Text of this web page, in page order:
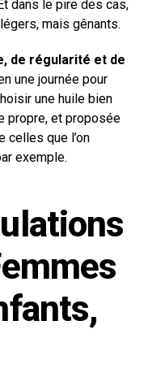
dans le pire des cas,
mais gênants.
de régularité et de
une journée pour
une huile bien
propre, et proposée
celles que l’on
exemple.